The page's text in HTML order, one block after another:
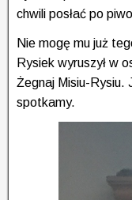
chwili posłać po
Nie mogę mu już
Rysiek wyruszył w
Żegnaj Misiu-Rysiu.
spotkamy.